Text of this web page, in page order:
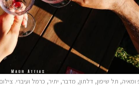
תל שיפון, דלתון, מדבר, יתיר, כרמל ועיברי.